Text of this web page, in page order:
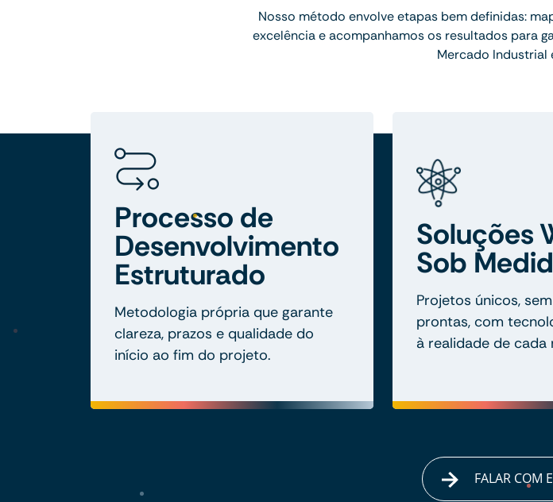
Nosso método envolve etapas bem definidas:
excelência e acompanhamos os resultados para
Mercado Industrial
Processo de
Desenvolvimento
Estruturado
Metodologia própria que garante
clareza, prazos e qualidade do
início ao fim do projeto.
Soluções
Sob
Projetos únicos,
prontas, com
à realidade de cada
FALAR COM